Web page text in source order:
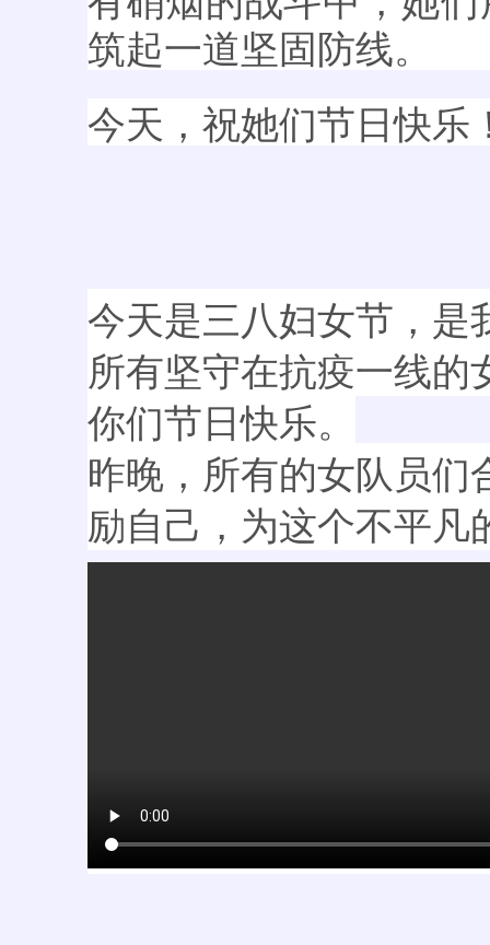
筑起一道坚固防线。
今天，祝她们节日快乐
今天是三八妇女节，
所有坚守在抗疫一线
你们节日快乐。
昨晚，所有的女队员
励自己，为这个不平